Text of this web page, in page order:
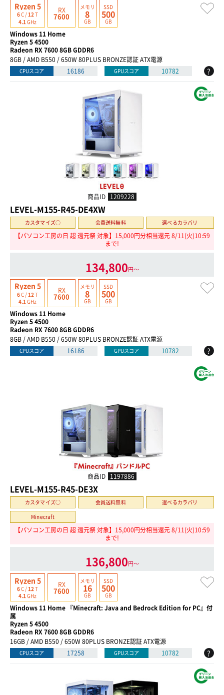
Ryzen 5
6C /12T
4.1 GHz
RX
7600
メモリ
8
GB
SSD
500
GB
Windows 11 Home
Ryzen 5 4500
Radeon RX 7600 8GB GDDR6
8GB / AMD B550 / 650W 80PLUS BRONZE認証 ATX電源
CPUスコア 16186 GPUスコア 10782 ?
商品ID 1209228
LEVEL-M155-R45-DE4XW
カスタマイズ○ 会員送料無料 選べるカラバリ
【パソコン工房の日 超 還元祭 対象】15,000円分相当還元 8/11(火)10:59
まで!
134,800円〜
Ryzen 5
6C / 12 T
4.1 GHz
RX
7600
メモリ
8
GB
SSD
500
GB
Windows 11 Home
Ryzen 5 4500
Radeon RX 7600 8GB GDDR6
8GB / AMD B550 / 650W 80PLUS BRONZE認証 ATX電源
CPUスコア 16186 GPUスコア 10782 ?
商品ID 1197886
LEVEL-M155-R45-DE3X
カスタマイズ○ 会員送料無料
選べるカラバリ
Minecraft
【パソコン工房の日 超 還元祭 対象】15,000円分相当還元 8/11(火)10:59
まで!
136,800円〜
Ryzen 5
6C / 12 T
4.1GHz
RX
7600
メモリ
16
GB
SSD
500
GB
Windows 11 Home 『Minecraft: Java and Bedrock Edition for PC』付
属
Ryzen 5 4500
Radeon RX 7600 8GB GDDR6
16GB / AMD B550 / 650W 80PLUS BRONZE認証 ATX電源
CPUスコア 17258 GPUスコア 10782 ?